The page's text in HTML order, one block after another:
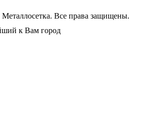
Все права защищены.
к Вам город